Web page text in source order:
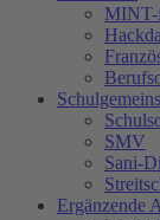
MINT-
SMV
Sani-
Ergänzende